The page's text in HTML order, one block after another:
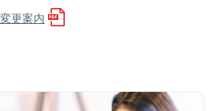
更案内